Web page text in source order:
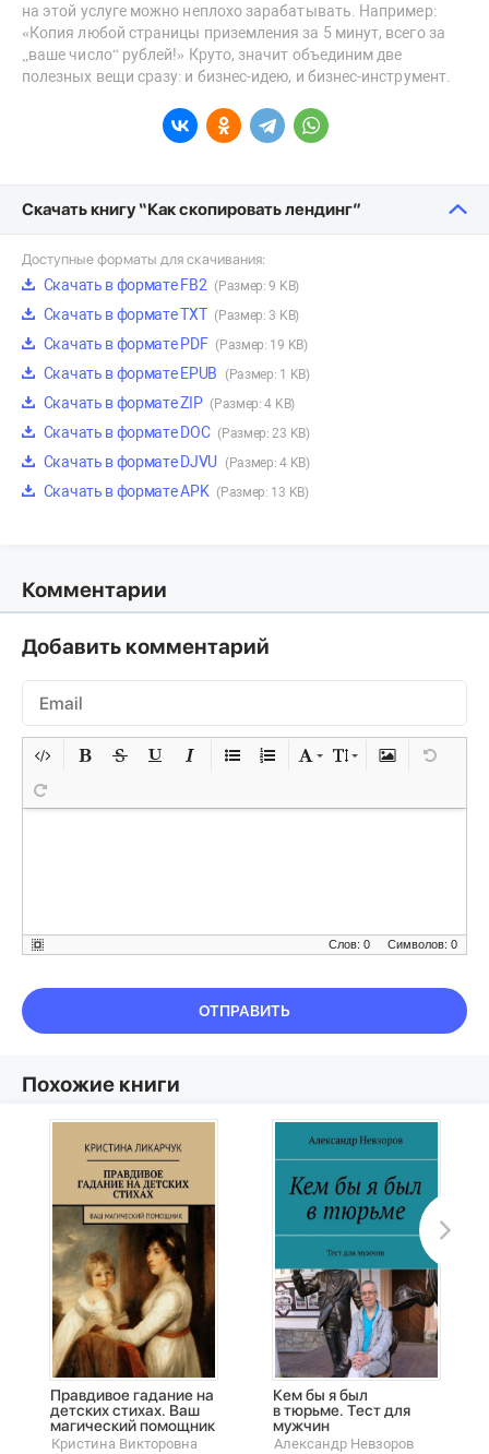
на этой услуге можно неплохо зарабатывать. Например:
«Копия любой страницы приземления за 5 минут, всего за
„ваше число“ рублей!» Круто, значит объединим две
полезных вещи сразу: и бизнес-идею, и бизнес-инструмент.
Скачать книгу “Как скопировать лендинг”
Доступные форматы для скачивания:
Скачать в формате FB2 (Размер: 9 KB)
Скачать в формате TXT (Размер: 3 KB)
Скачать в формате PDF (Размер: 19 KB)
Скачать в формате EPUB (Размер: 1 KB)
Скачать в формате ZIP (Размер: 4 KB)
Скачать в формате DOC (Размер: 23 KB)
Скачать в формате DJVU (Размер: 4 KB)
Скачать в формате APK (Размер: 13 KB)
Комментарии
Добавить комментарий
Символов: 0
Слов: 0
ОТПРАВИТЬ
Похожие книги
Правдивое гадание на
детских стихах. Ваш
магический помощник
Кристина Викторовна
Кем бы я был
в тюрьме. Тест для
мужчин
Александр Невзоров